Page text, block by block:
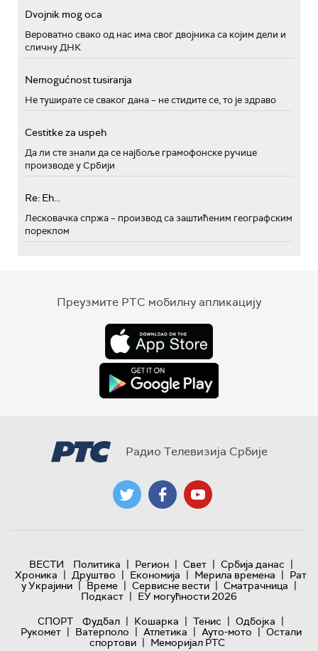
Dvojnik mog oca
Вероватно свако од нас има свог двојника са којим дели и
сличну ДНК
Nemogućnost tusiranja
Не туширате се сваког дана – не стидите се, то је здраво
Cestitke za uspeh
Да ли сте знали да се најбоље грамофонске ручице
производе у Србији
Re: Eh...
Лесковачка спржа – производ са заштићеним географским
пореклом
Преузмите РТС мобилну апликацију
Радио Телевизија Србије
ВЕСТИ Политика | Регион | Свет | Србија данас |
Хроника | Друштво | Економија | Мерила времена | Рат
у Украјини | Време | Сервисне вести | Сматрачница |
Подкаст | ЕУ могућности 2026
СПОРТ
Фудбал | Кошарка | Тенис | Одбојка |
Рукомет | Ватерполо | Атлетика | Ауто-мото | Остали
спортови | Меморијал РТС